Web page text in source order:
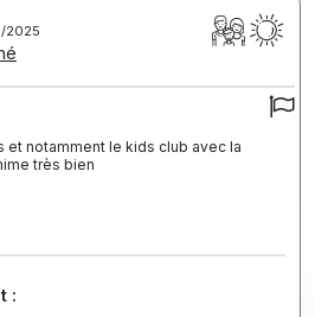
2025
notamment le kids club avec la
très bien
: